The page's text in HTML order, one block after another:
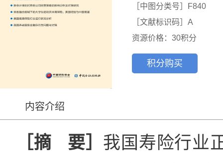
［中图分类号］F840
［文献标识码］A
资源价格：30积分
积分购买
内容介绍
［摘 要］ 我国寿险行业